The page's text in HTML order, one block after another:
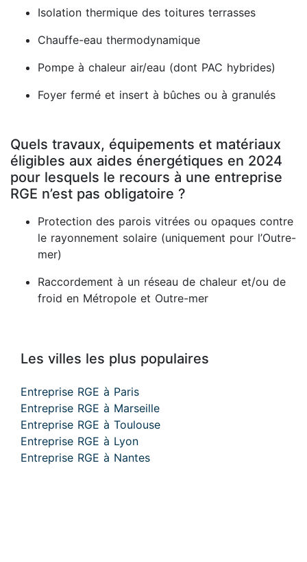
Isolation thermique des toitures terrasses
Chauffe-eau thermodynamique
Pompe à chaleur air/eau (dont PAC hybrides)
Foyer fermé et insert à bûches ou à granulés
Quels travaux, équipements et matériaux
éligibles aux aides énergétiques en 2024
pour lesquels le recours à une entreprise
RGE n’est pas obligatoire ?
Protection des parois vitrées ou opaques contre
le rayonnement solaire (uniquement pour l’Outre-
mer)
Raccordement à un réseau de chaleur et/ou de
froid en Métropole et Outre-mer
Les villes les plus populaires
Entreprise RGE à Paris
Entreprise RGE à Marseille
Entreprise RGE à Toulouse
Entreprise RGE à Lyon
Entreprise RGE à Nantes